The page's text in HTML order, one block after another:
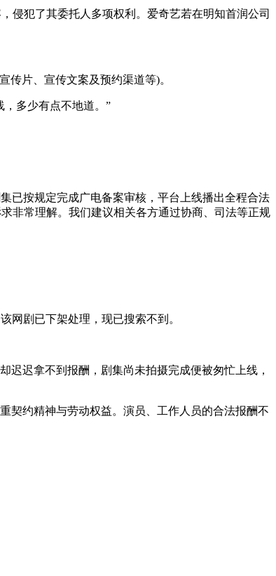
犯了其委托人多项权利。爱奇艺若在明知首润公司
片、宣传文案及预约渠道等)。
多少有点不地道。”
按规定完成广电备案审核，平台上线播出全程合法
非常理解。我们建议相关各方通过协商、司法等正规
剧已下架处理，现已搜索不到。
迟拿不到报酬，剧集尚未拍摄完成便被匆忙上线，
约精神与劳动权益。演员、工作人员的合法报酬不